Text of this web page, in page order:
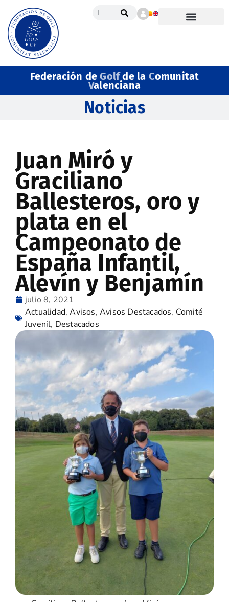
Federación deGolfde la Comunitat
Valenciana
Noticias
Juan Miró y
Graciliano
Ballesteros, oro y
plata en el
Campeonato de
España Infantil,
Alevín y Benjamín
julio 8, 2021
Actualidad,Avisos,Avisos Destacados, Comité
Juvenil, Destacados